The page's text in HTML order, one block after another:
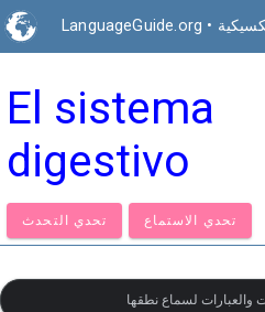
LanguageGuide.org •
El sistema
digestivo
تحدي التحدث الاستماع